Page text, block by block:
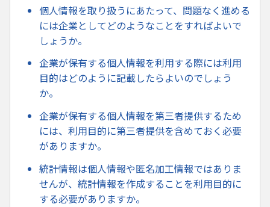
個人情報を取り扱うにあたって、問題なく進める
には企業としてどのようなことをすればよいで
しょうか。
企業が保有する個人情報を利用する際には利用
目的はどのように記載したらよいのでしょう
か。
企業が保有する個人情報を第三者提供するため
には、利用目的に第三者提供を含めておく必要
がありますか。
統計情報は個人情報や匿名加工情報ではありま
せんが、統計情報を作成することを利用目的に
する必要がありますか。